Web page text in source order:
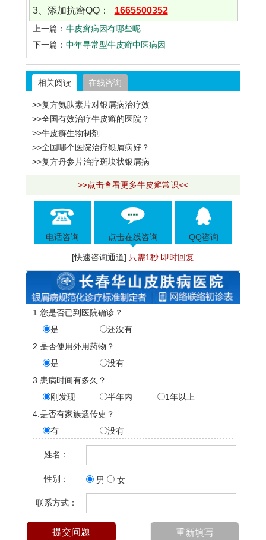
3、添加抗癣QQ：
1665500352
上一篇： 牛皮癣病因有哪些呢
下一篇： 中年寻常型牛皮癣中医病因
相关阅读 在线咨询
>>复方氨肽素片对银屑病治疗效
>>全国有效治疗牛皮癣的医院？
>>牛皮癣生物制剂
>>全国哪个医院治疗银屑病好？
>>复方丹参片治疗斑块状银屑病
>>点击查看更多牛皮癣常识<<
电话咨询 点击在线咨询 QQ咨询
[快速咨询通道] 只需1秒 即时回复
1.您是否已到医院确诊？
是
还没有
2.是否使用外用药物？
是
没有
3.患病时间有多久？
刚发现
半年内
1年以上
4.是否有家族遗传史？
有
没有
姓名：
性别： 男 女
联系方式：